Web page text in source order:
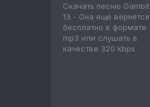
Скачать песню Gambit
13 - Она ещё вернётся
бесплатно в формате
mp3 или слушать в
качестве 320 kbps